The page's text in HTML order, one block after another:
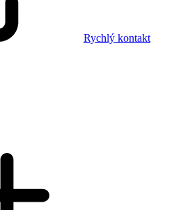
Rychlý kontakt